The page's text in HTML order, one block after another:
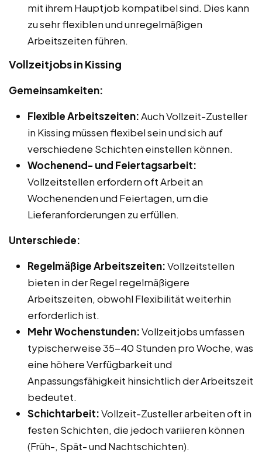
mit ihrem Hauptjob kompatibel sind. Dies kann
zu sehr flexiblen und unregelmäßigen
Arbeitszeiten führen.
Vollzeitjobs in Kissing
Gemeinsamkeiten:
Flexible Arbeitszeiten:Auch Vollzeit-Zusteller
in Kissing müssen flexibel sein und sich auf
verschiedene Schichten einstellen können.
Wochenend- und Feiertagsarbeit:
Vollzeitstellen erfordern oft Arbeit an
Wochenenden und Feiertagen, um die
Lieferanforderungen zu erfüllen.
Unterschiede:
Regelmäßige Arbeitszeiten:Vollzeitstellen
bieten in der Regel regelmäßigere
Arbeitszeiten, obwohl Flexibilität weiterhin
erforderlich ist.
Mehr Wochenstunden:Vollzeitjobs umfassen
typischerweise 35-40 Stunden pro Woche, was
eine höhere Verfügbarkeit und
Anpassungsfähigkeit hinsichtlich der Arbeitszeit
bedeutet.
Schichtarbeit:Vollzeit-Zusteller arbeiten oft in
festen Schichten, die jedoch variieren können
(Früh-, Spät- und Nachtschichten).